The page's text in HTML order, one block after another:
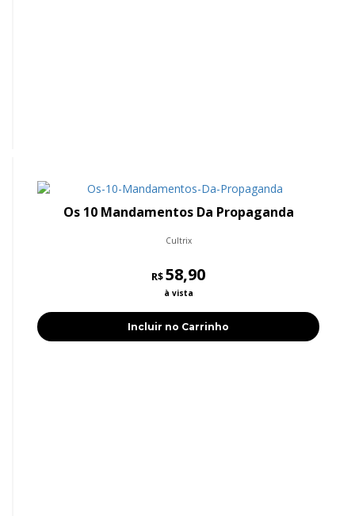
Os 10 Mandamentos Da Propaganda
Cultrix
R$58,90
à vista
Incluir no Carrinho